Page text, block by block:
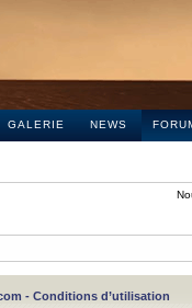
GALERIE NEWS
- Conditions d’utilisation